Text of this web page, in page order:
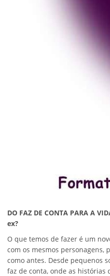
DO FAZ DE CONTA PARA A
ex?
O que temos de fazer é um
com os mesmos personagens,
como antes. Desde pequenos
faz de conta, onde as histórias